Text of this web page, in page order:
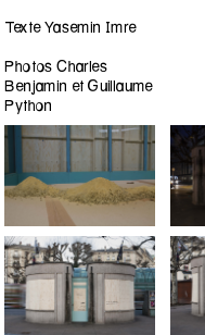
Texte Yasemin Imre
Photos Charles
Benjamin et Guillaume
Python